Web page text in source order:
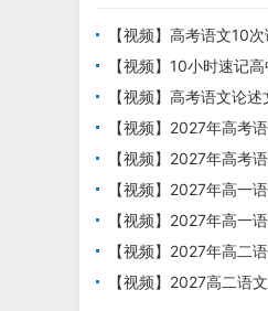
【视频】高考语文10
培训课程
【视频】10小时速记
高考语文成语专题课
【视频】高考语文论
学视频
【视频】2027年高考
洋高三语文上学期暑
【视频】2027年高考
博杨高三语文上学期
【视频】2027年高一
高一语文暑假班视频教
【视频】2027年高一
玮高一语文暑假班视频
【视频】2027年高二
语文上学期暑假班视频
【视频】2027高二语